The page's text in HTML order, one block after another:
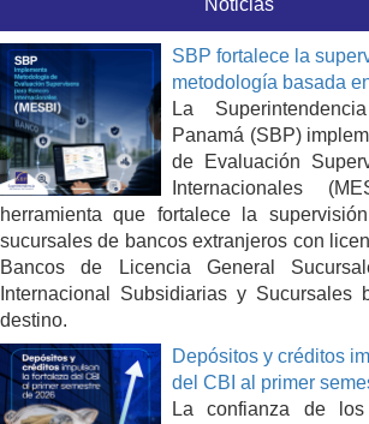
Sala de Prensa
Noticias
Presentaciones
Videos
Artículos de Interés
Boletines
SBP fortalece la
metodología basada
La
Panamá (SBP)
de Evaluación
Internacionales
herramienta que fortalece la
sucursales de bancos extranjeros con
Bancos de Licencia General
Internacional Subsidiarias y Sucursales
destino.
Depósitos y créditos
del CBI al primer
La confianza de